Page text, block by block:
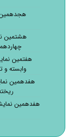
هجدهمین
هشتمین
هفتمین
وابسته و
هفدهمین
هفدهمین